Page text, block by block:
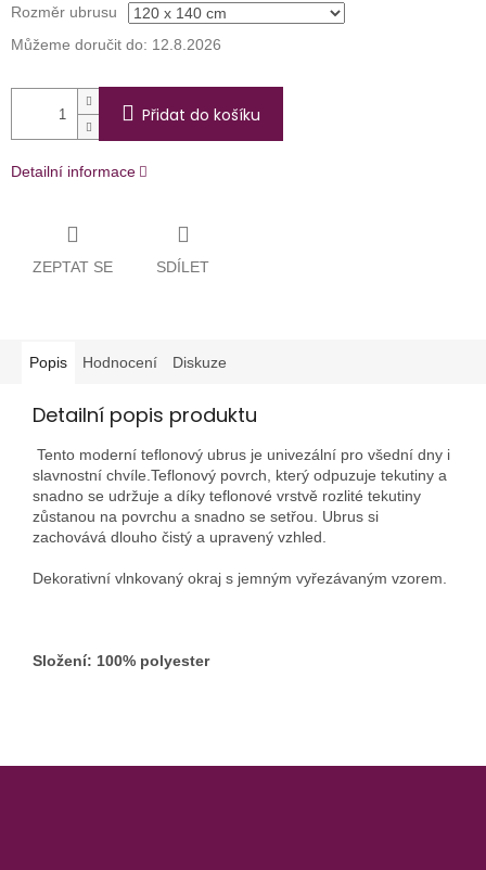
Rozměr ubrusu
Můžeme doručit do: 12.8.2026
Přidat do košíku
Detailní informace
ZEPTAT SE SDÍLET
Popis Hodnocení Diskuze
Detailní popis produktu
Tento moderní teflonový ubrus je univezální pro všední dny i
slavnostní chvíle.Teflonový povrch, který odpuzuje tekutiny a
snadno se udržuje a díky teflonové vrstvě rozlité tekutiny
zůstanou na povrchu a snadno se setřou. Ubrus si
zachovává dlouho čistý a upravený vzhled.
Dekorativní vlnkovaný okraj s jemným vyřezávaným vzorem.
Složení: 100% polyester